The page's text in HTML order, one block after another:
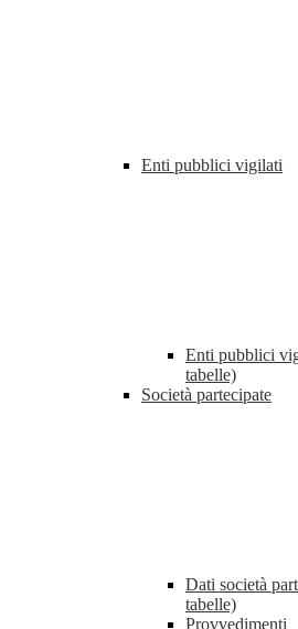
Enti pubblici vigilati
Enti pubblici
tabelle)
Società partecipate
Dati società
tabelle)
Provvedimenti